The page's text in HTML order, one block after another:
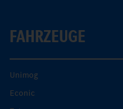
FAHRZEUGE
Unimog
Econic